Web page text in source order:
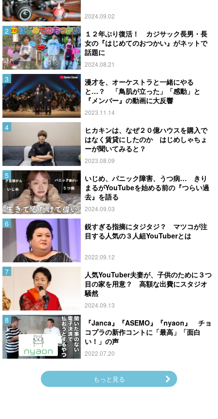
2024.09.02
１２年ぶり復活！ カジサック長男・長
女の『はじめてのおつかい』がネットで
話題に
2024.08.21
漫才を、オーケストラと一緒にやる
と…？ 「鳥肌が立った」「感動」と
『メンバー』の動画に大反響
2023.11.14
ヒカキンは、なぜ２０億ハウスを購入で
はなく賃貸にしたのか はじめしゃちょ
ーが聞いてみると？
2023.08.09
いじめ、パニック障害、うつ病… きり
まるがYouTubeを始める前の『つらい過
去』を語る
2024.09.03
鋭すぎる指摘にタジタジ？ マツコが注
目する人気の３人組YouTuberとは
2022.09.12
人気YouTuber夫妻が、子供のために３つ
目の家を用意？ 高額な出費にスタジオ
騒然
2024.09.13
『Janca』『ASEMO』『nyaon』 チョ
コプラの新作コントに「最高」「面白
い！」の声
2022.07.20
もっと見る